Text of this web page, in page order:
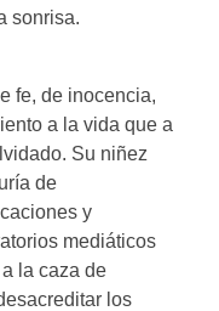
sonrisa.
fe, de inocencia,
a la vida que a
Su niñez
de
y
mediáticos
la caza de
los